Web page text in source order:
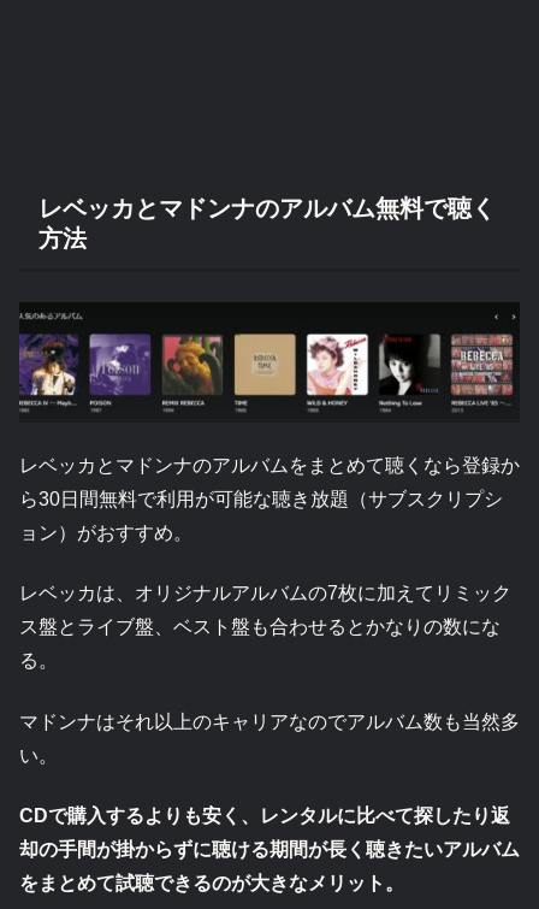
レベッカとマドンナのアルバム無料で聴く
方法
レベッカとマドンナのアルバムをまとめて聴くなら登録か
ら30日間無料で利用が可能な聴き放題（サブスクリプシ
ョン）がおすすめ。
レベッカは、オリジナルアルバムの7枚に加えてリミック
ス盤とライブ盤、ベスト盤も合わせるとかなりの数にな
る。
マドンナはそれ以上のキャリアなのでアルバム数も当然多
い。
CDで購入するよりも安く、レンタルに比べて探したり返
却の手間が掛からずに聴ける期間が長く聴きたいアルバム
をまとめて試聴できるのが大きなメリット。